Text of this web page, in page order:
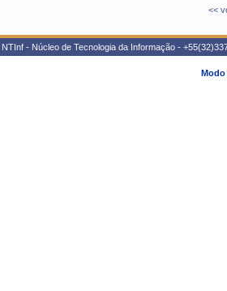
<<
NTInf - Núcleo de Tecnologia da Informação -
Modo